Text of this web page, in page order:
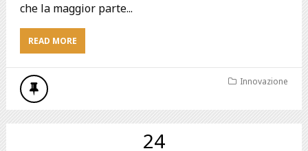
che la maggior parte...
READ MORE
Innovazione
24